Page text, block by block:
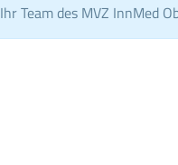
Ihr Team des MVZ InnMed